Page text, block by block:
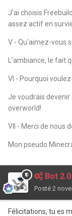
J'ai choisis
assez actif en
V - Qu'aimez-vous
L'ambiance, le fait
VI - Pourquoi
Je voudrais
overworld!
VII - Merci de nous
Mon pseudo
Bot 2.0
Posté 2
Félicitations, tu es